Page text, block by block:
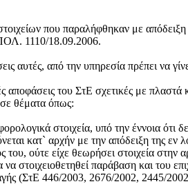
που παραλήφθηκαν με
ΠΟΛ. 1110/18.09.2006.
αυτές, από την υπηρεσία πρέπει να
του ΣτΕ σχετικές με πλαστά
σε θέματα όπως:
στοιχεία, υπό την έννοια ότι
κατ` αρχήν με την απόδειξη της εν
του, ούτε είχε θεωρήσει στοιχεία
στοιχειοθετηθεί παράβαση και του
(ΣτΕ 446/2003, 2676/2002, 2445/